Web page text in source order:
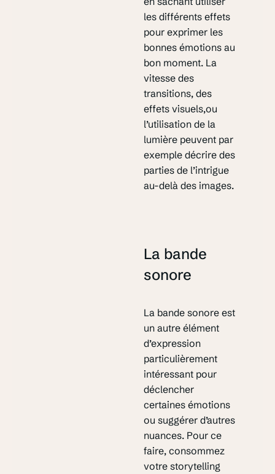
les différents effets
pour exprimer les
bonnes émotions au
bon moment. La
vitesse des
transitions, des
effets visuels,ou
l’utilisation de la
lumière peuvent par
exemple décrire des
parties de l’intrigue
au-delà des images.
La bande
sonore
La bande sonore est
un autre élément
d’expression
particulièrement
intéressant pour
déclencher
certaines émotions
ou suggérer d’autres
nuances. Pour ce
faire, consommez
votre storytelling